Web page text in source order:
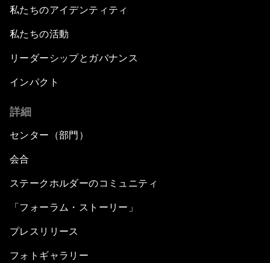
私たちのアイデンティティ
私たちの活動
リーダーシップとガバナンス
インパクト
詳細
センター（部門）
会合
ステークホルダーのコミュニティ
「フォーラム・ストーリー」
プレスリリース
フォトギャラリー